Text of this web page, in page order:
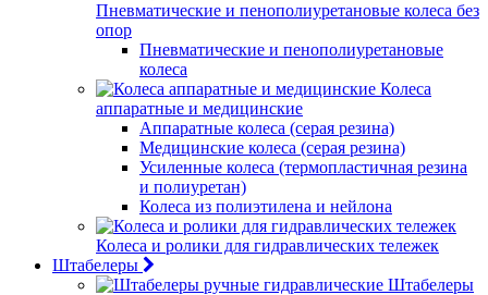
Пневматические и пенополиуретановые колеса без
опор
Пневматические и пенополиуретановые
колеса
Колеса
аппаратные и медицинские
Аппаратные колеса (серая резина)
Медицинские колеса (серая резина)
Усиленные колеса (термопластичная резина
и полиуретан)
Колеса из полиэтилена и нейлона
Колеса и ролики для гидравлических тележек
Штабелеры
Штабелеры